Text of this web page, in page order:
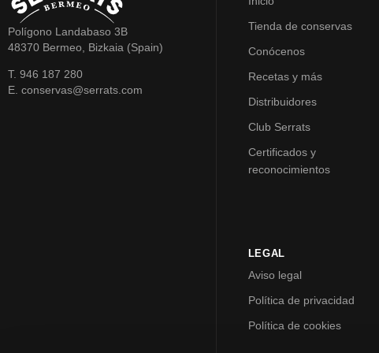
Polígono Landabaso 3B
48370 Bermeo, Bizkaia (Spain)
T. 946 187 280
E. conservas@serrats.com
Tienda de conservas
Conócenos
Recetas y más
Distribuidores
Club Serrats
Certificados y
reconocimientos
LEGAL
Aviso legal
Política de privacidad
Política de cookies